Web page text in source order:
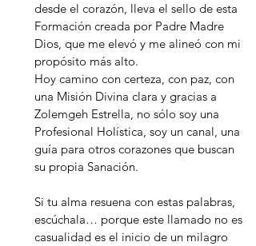
desde el corazón, lleva el sello de esta
Formación creada por Padre Madre
Dios, que me elevó y me alineó con mi
propósito más alto.
Hoy camino con certeza, con paz, con
una Misión Divina clara y gracias a
Zolemgeh Estrella, no sólo soy una
Profesional Holística, soy un canal, una
guía para otros corazones que buscan
su propia Sanación.
Si tu alma resuena con estas palabras,
escúchala… porque este llamado no es
casualidad es el inicio de un milagro